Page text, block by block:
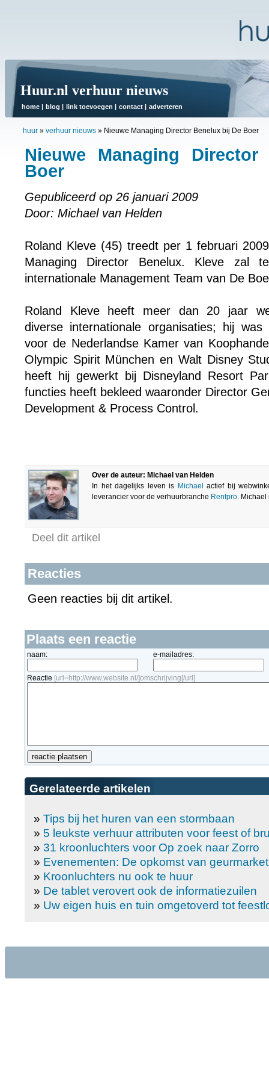
Huur.nl verhuur nieuws
home | blog | link toevoegen | contact | adverteren
huur » verhuur nieuws » Nieuwe Managing Director Benelux bij De Boer
Nieuwe Managing
Boer
Gepubliceerd op 26 januari 2009
Door: Michael van Helden
Roland Kleve (45) treedt per 1 februari
Managing Director Benelux. Kleve zal
internationale Management Team van De
Roland Kleve heeft meer dan 20 jaar
diverse internationale organisaties; hij
voor de Nederlandse Kamer van
Olympic Spirit München en Walt Disney
heeft hij gewerkt bij Disneyland Resort
functies heeft bekleed waaronder Director
Development & Process Control.
Over de auteur: Michael van Helden
In het dagelijks leven is Michael
actief bij
leverancier voor de verhuurbranche Rentpro.
Deel dit artikel
Reacties
Geen reacties bij dit artikel.
Plaats een reactie
naam: e-mailadres:
Reactie [url=http://www.website.nl/]omschrijving[/url]
Gerelateerde artikelen
» Tips bij het huren van een stormbaan
» 5 leukste verhuur attributen voor feest of
» 31 kroonluchters voor Op zoek naar Zorro
» Evenementen: De opkomst van
» Kroonluchters nu ook te huur
» De tablet verovert ook de informatiezuilen
» Uw eigen huis en tuin omgetoverd tot